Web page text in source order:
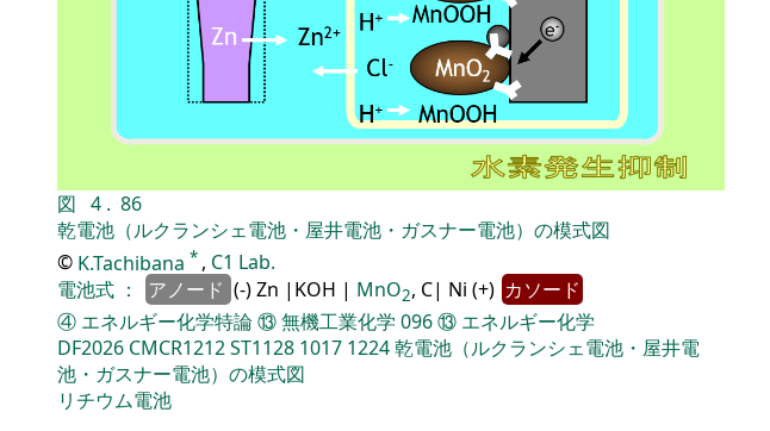
図 4 . 86
乾電池（ルクランシェ電池・屋井電池・ガスナー電池）の模式図
© K.Tachibana * , C1 Lab.
電池式 ： アノード (-) Zn |KOH | MnO2, C| Ni (+) カソード
④ エネルギー化学特論⑬無機工業化学 096⑬ エネルギー化学
DF2026 CMCR1212ST1128 1017 1224乾電池（ルクランシェ電池・屋井電
池・ガスナー電池）の模式図
リチウム電池